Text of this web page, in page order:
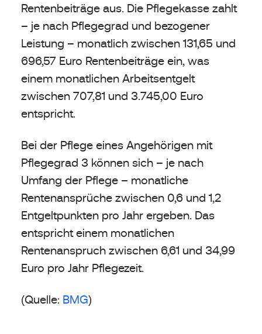
Rentenbeiträge aus. Die Pflegekasse zahlt
– je nach Pflegegrad und bezogener
Leistung – monatlich zwischen 131,65 und
696,57 Euro Rentenbeiträge ein, was
einem monatlichen Arbeitsentgelt
zwischen 707,81 und 3.745,00 Euro
entspricht.
Bei der Pflege eines Angehörigen mit
Pflegegrad 3 können sich – je nach
Umfang der Pflege – monatliche
Rentenansprüche zwischen 0,6 und 1,2
Entgeltpunkten pro Jahr ergeben. Das
entspricht einem monatlichen
Rentenanspruch zwischen 6,61 und 34,99
Euro pro Jahr Pflegezeit.
(Quelle: BMG)